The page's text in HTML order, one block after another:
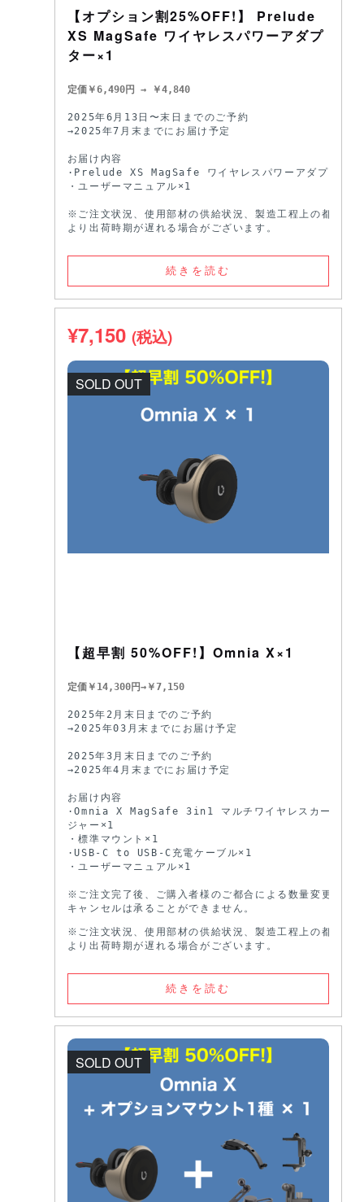
【オプション割25%OFF!】 Prelude
XS MagSafe ワイヤレスパワーアダプ
ター×1
定価￥6,490円 → ￥4,840
2025年6月13日〜末日までのご予約
→2025年7月末までにお届け予定
お届け内容
·Prelude XS MagSafe ワイヤレスパワーアダプター×
・ユーザーマニュアル×1
※ご注文状況、使用部材の供給状況、製造工程上の都合等
より出荷時期が遅れる場合がございます。
続きを読む
¥7,150 (税込)
SOLD OUT
【超早割 50%OFF!】Omnia X×1
定価￥14,300円→￥7,150
2025年2月末日までのご予約
→2025年03月末までにお届け予定
2025年3月末日までのご予約
→2025年4月末までにお届け予定
お届け内容
·Omnia X MagSafe 3in1 マルチワイヤレスカーチャー
ジャー×1
・標準マウント×1
·USB-C to USB-C充電ケーブル×1
・ユーザーマニュアル×1
※ご注文完了後、ご購入者様のご都合による数量変更や
キャンセルは承ることができません。
※ご注文状況、使用部材の供給状況、製造工程上の都合等
より出荷時期が遅れる場合がございます。
続きを読む
SOLD OUT